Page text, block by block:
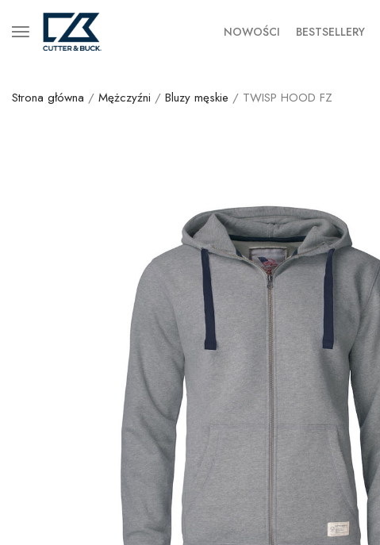
NOWOŚCI BESTSELLERY
Strona główna / Mężczyźni / Bluzy męskie / TWISP HOOD FZ